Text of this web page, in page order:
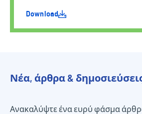
Download
Νέα, άρθρα &
Ανακαλύψτε ένα ευρύ φάσμα